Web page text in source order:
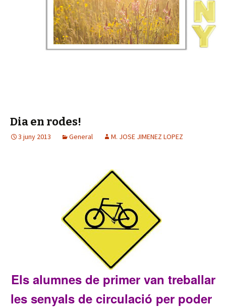
Dia en rodes!
3 juny 2013 General M. JOSE JIMENEZ LOPEZ
Els alumnes de primer van treballar
les senyals de circulació per poder